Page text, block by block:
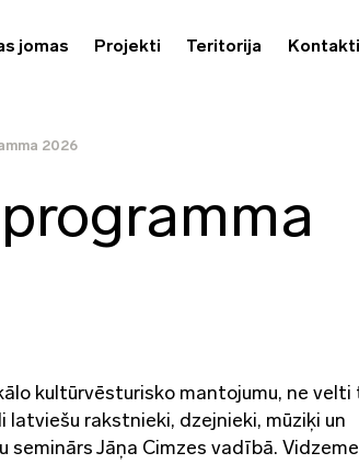
jomas Projekti Teritorija Kontakti
2026
kultūrvēsturisko mantojumu, ne
rakstnieki, dzejnieki, mūziķi un
Jāņa Cimzes vadībā.